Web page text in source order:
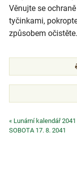
Věnujte se
tyčinkami,
způsobem
« Lunární kalendář
SOBOTA 17. 8. 2041